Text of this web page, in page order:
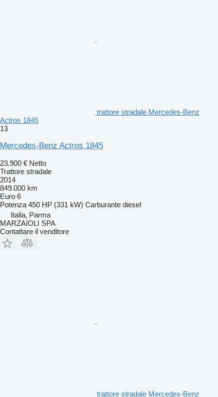
trattore stradale Mercedes-Benz
Actros 1845
13
Mercedes-Benz Actros 1845
23.900 € Netto
Trattore stradale
2014
849.000 km
Euro 6
Potenza 450 HP (331 kW) Carburante diesel
Italia, Parma
MARZAIOLI SPA
Contattare il venditore
trattore stradale Mercedes-Benz